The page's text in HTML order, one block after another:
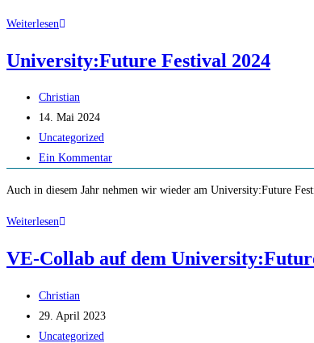
WeiterlesenRecap:
Festival
University:Future Festival 2024
Beitrags-
Autor:
Christian
Beitrag
veröffentlicht:
14. Mai 2024
Beitrags-
Kategorie:
Uncategorized
Beitrags-
Ein Kommentar
Auch in diesem Jahr nehmen wir wieder am University:Future
WeiterlesenUniversity:Future
2024
VE-Collab auf dem
Beitrags-
Autor:
Christian
Beitrag
veröffentlicht:
29. April 2023
Beitrags-
Uncategorized